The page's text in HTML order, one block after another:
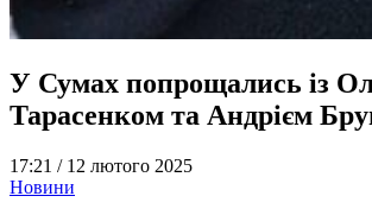
У Сумах попрощались із
Тарасенком та Андрієм
17:21 / 12 лютого 2025
Новини